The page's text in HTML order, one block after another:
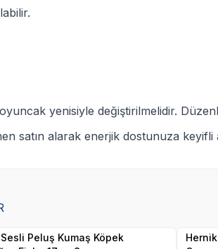
yenisiyle değiştirilmelidir.
satın alarak enerjik dostunuza
Peluş Kumaş Köpek